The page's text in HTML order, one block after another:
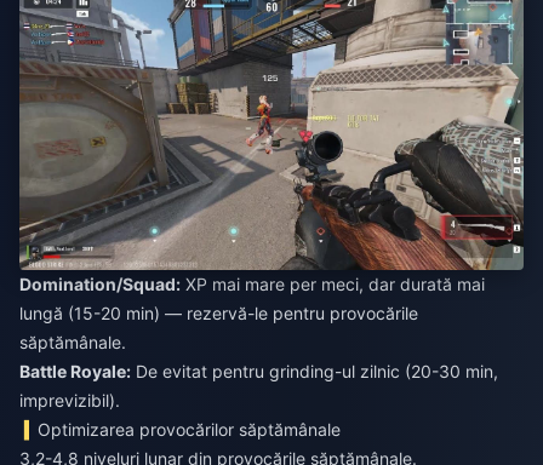
Domination/Squad: XP mai mare per meci, dar durată mai
lungă (15-20 min) — rezervă-le pentru provocările
săptămânale.
Battle Royale: De evitat pentru grinding-ul zilnic (20-30 min,
imprevizibil).
Optimizarea provocărilor săptămânale
3,2-4,8 niveluri lunar din provocările săptămânale.